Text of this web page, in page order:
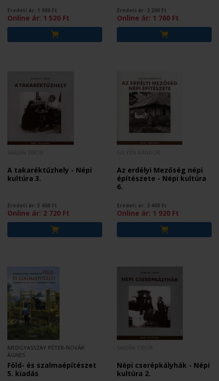
Eredeti ár: 1 900 Ft
Online ár: 1 520 Ft
Eredeti ár: 2 200 Ft
Online ár: 1 760 Ft
A takaréktűzhely - Népi
kultúra 3.
Eredeti ár: 3 400 Ft
Online ár: 2 720 Ft
Az erdélyi Mezőség népi
építészete - Népi kultúra
6.
Eredeti ár: 2 400 Ft
Online ár: 1 920 Ft
MEDGYASSZAY PÉTER-NOVÁK
ÁGNES
Föld- és szalmaépítészet
5. kiadás
Népi cserépkályhák - Népi
kultúra 2.